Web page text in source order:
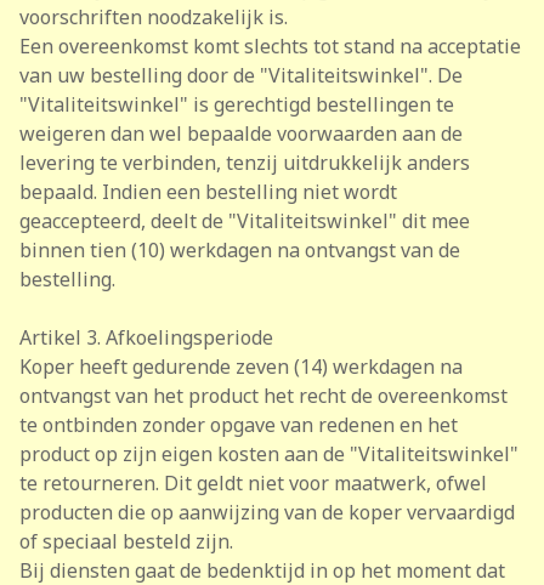
voorschriften noodzakelijk is.
Een overeenkomst komt slechts tot stand na acceptatie
van uw bestelling door de "Vitaliteitswinkel". De
"Vitaliteitswinkel" is gerechtigd bestellingen te
weigeren dan wel bepaalde voorwaarden aan de
levering te verbinden, tenzij uitdrukkelijk anders
bepaald. Indien een bestelling niet wordt
geaccepteerd, deelt de "Vitaliteitswinkel" dit mee
binnen tien (10) werkdagen na ontvangst van de
bestelling.
Artikel 3. Afkoelingsperiode
Koper heeft gedurende zeven (14) werkdagen na
ontvangst van het product het recht de overeenkomst
te ontbinden zonder opgave van redenen en het
product op zijn eigen kosten aan de "Vitaliteitswinkel"
te retourneren. Dit geldt niet voor maatwerk, ofwel
producten die op aanwijzing van de koper vervaardigd
of speciaal besteld zijn.
Bij diensten gaat de bedenktijd in op het moment dat